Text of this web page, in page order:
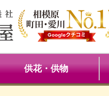
供花・供物